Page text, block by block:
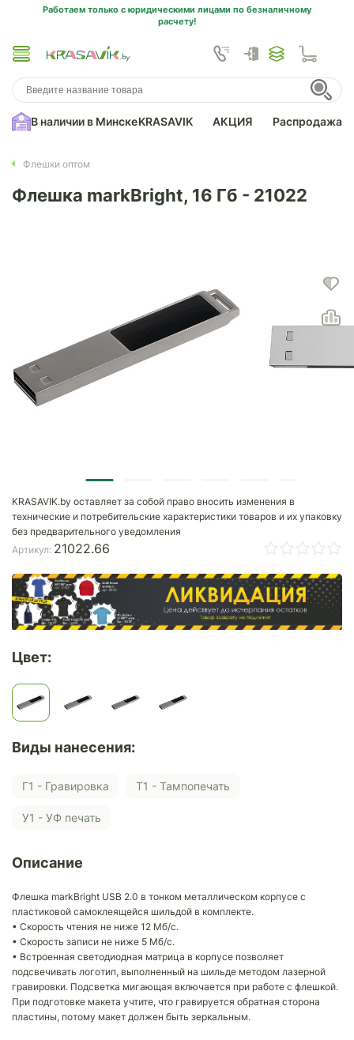
Работаем только с юридическими лицами по безналичному
расчету!
В наличии в МинскеKRASAVIK АКЦИЯ Распродажа
Флешки оптом
Флешка markBright, 16 Гб - 21022
KRASAVIK.by оставляет за собой право вносить изменения в
технические и потребительские характеристики товаров и их упаковку
без предварительного уведомления
Артикул: 21022.66
Цвет:
Виды нанесения:
Г1 - Гравировка Т1 - Тампопечать
У1 - УФ печать
Описание
Флешка markBright USB 2.0 в тонком металлическом корпусе с
пластиковой самоклеящейся шильдой в комплекте.
• Скорость чтения не ниже 12 Мб/с.
• Скорость записи не ниже 5 Мб/с.
• Встроенная светодиодная матрица в корпусе позволяет
подсвечивать логотип, выполненный на шильде методом лазерной
гравировки. Подсветка мигающая включается при работе с флешкой.
При подготовке макета учтите, что гравируется обратная сторона
пластины, потому макет должен быть зеркальным.